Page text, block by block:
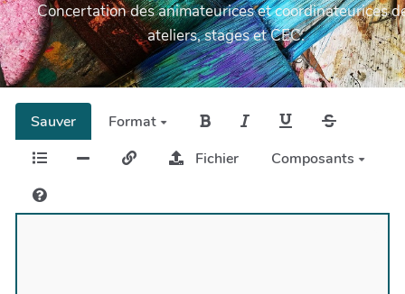
Concertation des animateurices et coordinateurices
ateliers, stages et CEC.
Sauver
Format
Fichier
Composants